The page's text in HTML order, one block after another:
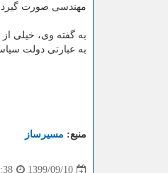
مهندسی صورت گیرد
به گفته وی، خیلی
به عبارتی دولت
منبع: مسیرساز
1399/09/10